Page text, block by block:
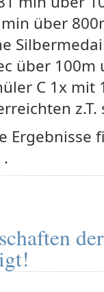
über
über
C 1x
Ergebnisse
.